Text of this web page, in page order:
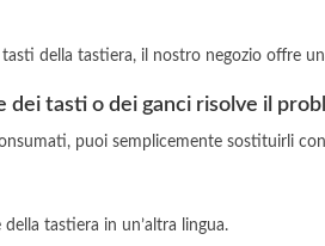
della tastiera, il nostro negozio offre
dei tasti o dei ganci risolve il
puoi semplicemente sostituirli
tastiera in un’altra lingua.